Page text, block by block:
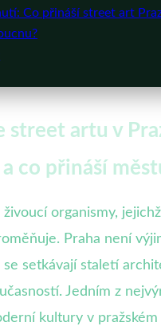
Co přináší street art
street artu v
co přináší
živoucí organismy,
Praha není
se setkávají staletí
Jedním z
kultury v